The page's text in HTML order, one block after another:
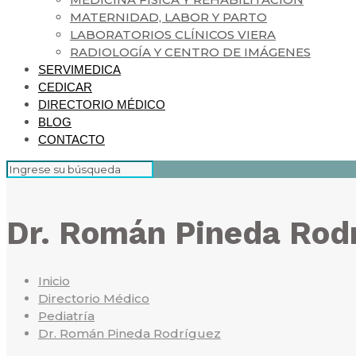
MATERNIDAD, LABOR Y PARTO
LABORATORIOS CLÍNICOS VIERA
RADIOLOGÍA Y CENTRO DE IMÁGENES
SERVIMEDICA
CEDICAR
DIRECTORIO MÉDICO
BLOG
CONTACTO
Dr. Román Pineda
Inicio
Directorio Médico
Pediatría
Dr. Román Pineda Rodríguez